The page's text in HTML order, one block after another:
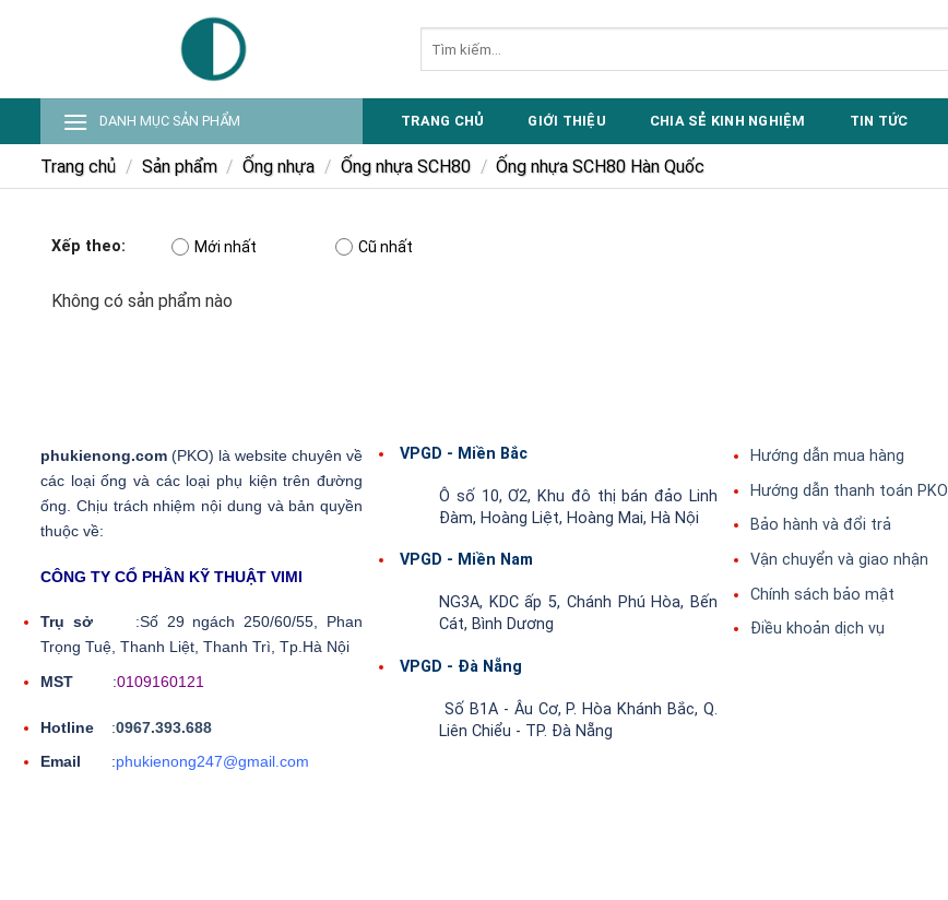
kiếm:
DANH MỤC SẢN PHẨM TRANG CHỦ GIỚI THIỆU CHIA SẺ KINH NGHIỆM TIN TỨC
Trang chủ / Sản phẩm / Ống nhựa / Ống nhựa SCH80 / Ống nhựa SCH80 Hàn Quốc
Xếp theo: Mới nhất Cũ nhất
Không có sản phẩm nào
phukienong.com (PKO) là website chuyên về
các loại ống và các loại phụ kiện trên đường
ống. Chịu trách nhiệm nội dung và bản quyền
thuộc về:
CÔNG TY CỔ PHẦN KỸ THUẬT VIMI
Trụ sở :Số 29 ngách 250/60/55, Phan
Trọng Tuệ, Thanh Liệt, Thanh Trì, Tp.Hà Nội
MST :0109160121
Hotline :0967.393.688
Email :phukienong247@gmail.com
VPGD - Miền Bắc
Ô số 10, Ơ2, Khu đô thị bán đảo Linh
Đàm, Hoàng Liệt, Hoàng Mai, Hà Nội
VPGD - Miền Nam
NG3A, KDC ấp 5, Chánh Phú Hòa, Bến
Cát, Bình Dương
VPGD - Đà Nẵng
Số B1A - Âu Cơ, P. Hòa Khánh Bắc, Q.
Liên Chiểu - TP. Đà Nẵng
Hướng dẫn mua hàng
Hướng dẫn thanh toán PKO
Bảo hành và đổi trả
Vận chuyển và giao nhận
Chính sách bảo mật
Điều khoản dịch vụ